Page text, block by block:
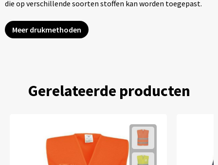
die op verschillende soorten stoffen kan worden toegepast.
Meer drukmethoden
Gerelateerde producten